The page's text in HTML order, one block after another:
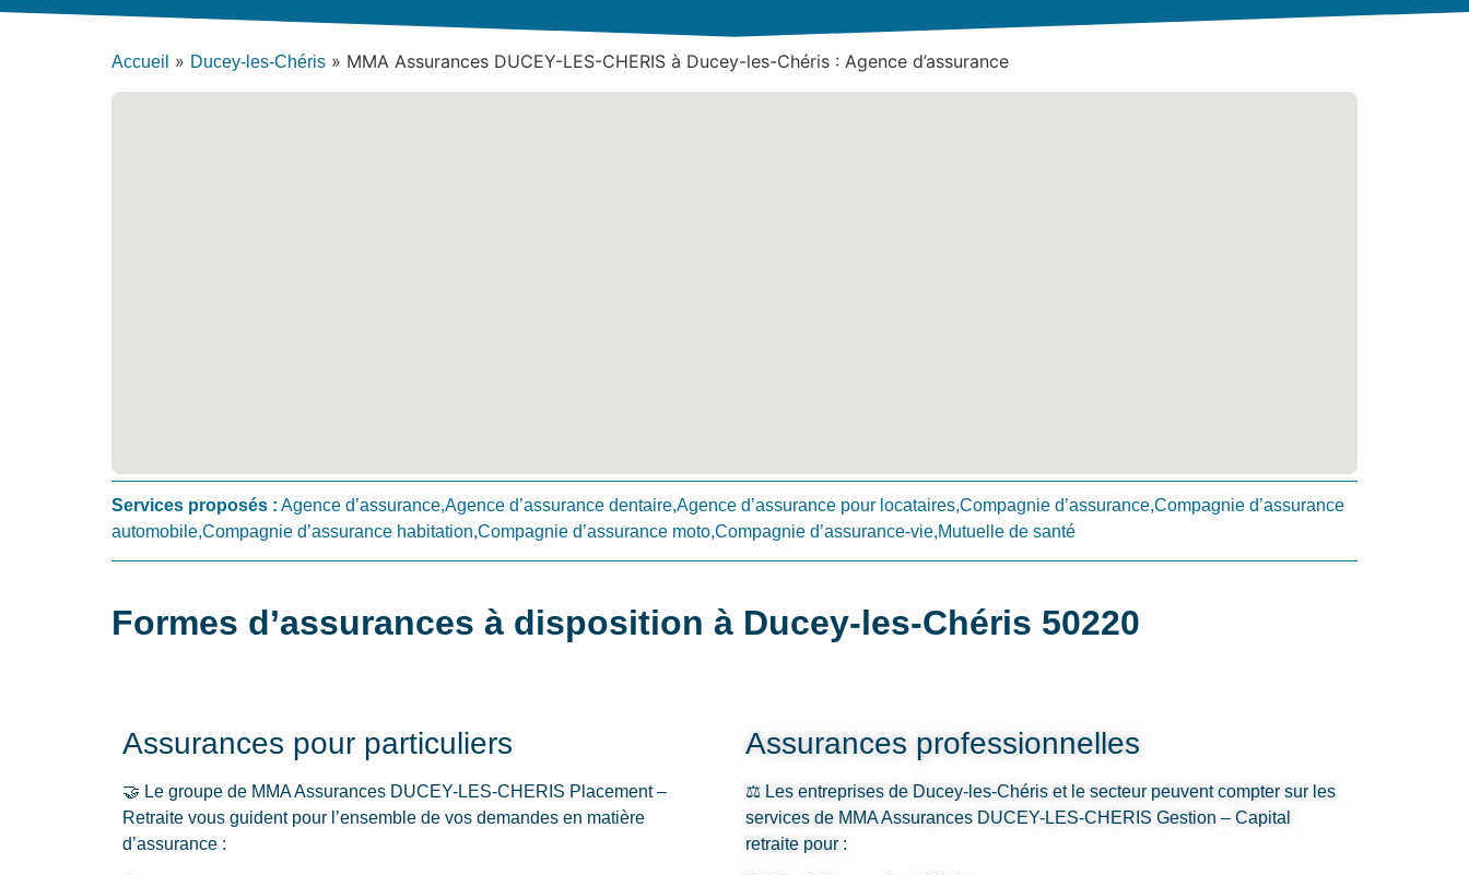
Accueil » Ducey-les-Chéris » MMA Assurances DUCEY-LES-CHERIS à Ducey-les-Chéris : Agence d’assurance
Services proposés : Agence d’assurance,Agence d’assurance dentaire,Agence d’assurance pour locataires,Compagnie d’assurance,Compagnie d’assurance
automobile,Compagnie d’assurance habitation,Compagnie d’assurance moto,Compagnie d’assurance-vie,Mutuelle de santé
Formes d’assurances à disposition à Ducey-les-Chéris 50220
Assurances pour particuliers
🤝 Le groupe de MMA Assurances DUCEY-LES-CHERIS Placement –
Retraite vous guident pour l’ensemble de vos demandes en matière
d’assurance :
Assurances professionnelles
⚖️ Les entreprises de Ducey-les-Chéris et le secteur peuvent compter sur les
services de MMA Assurances DUCEY-LES-CHERIS Gestion – Capital
retraite pour :